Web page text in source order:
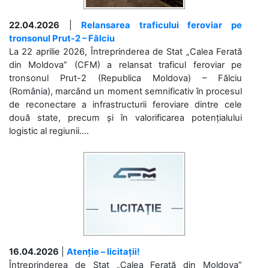
22.04.2026
Relansarea traficului feroviar pe
tronsonul Prut-2 – Fălciu
La 22 aprilie 2026, Întreprinderea de Stat „Calea Ferată
din Moldova” (CFM) a relansat traficul feroviar pe
tronsonul Prut-2 (Republica Moldova) – Fălciu
(România), marcând un moment semnificativ în procesul
de reconectare a infrastructurii feroviare dintre cele
două state, precum și în valorificarea potențialului
logistic al regiunii....
16.04.2026
Atenție – licitații!
Întreprinderea de Stat „Calea Ferată din Moldova”